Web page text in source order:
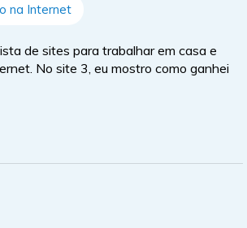
na Internet
de sites para trabalhar em casa e
No site 3, eu mostro como ganhei